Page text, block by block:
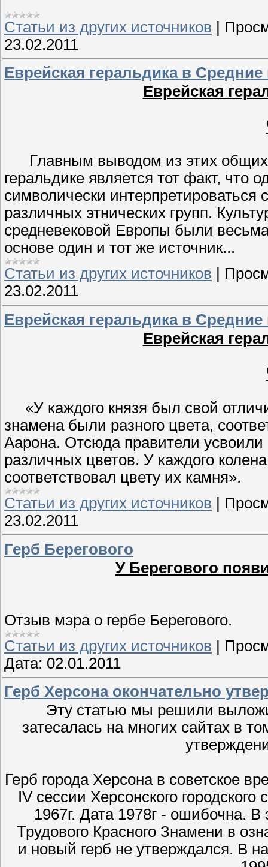
Статьи из других источников |
23.02.2011
Еврейская геральдика в Средние
Еврейская
Главным выводом из этих общих
геральдике является тот факт, что
символически
различных этнических групп.
средневековой Европы были
основе один и тот же источник...
Статьи из других источников
23.02.2011
Еврейская геральдика в Средние
Еврейская
«У каждого князя был свой
знамена были разного цвета,
Аарона. Отсюда правители
различных цветов. У каждого
соответствовал цвету их камня».
Статьи из других источников
23.02.2011
Герб Берегового
У Берегового
Отзыв мэра о гербе Берегового.
Статьи из других источников |
Дата: 02.01.2011
Герб Херсона окончательно
Эту статью мы решили
затесалась на многих сайтах в
Герб города Херсона в советское
IV сессии Херсонского
1967г. Дата 1978г - ошибочна.
Трудового Красного Знамени в
и новый герб не утверждался. В